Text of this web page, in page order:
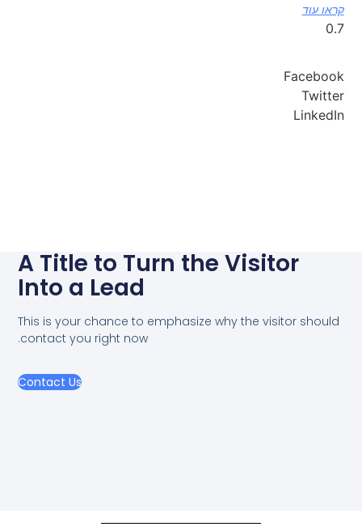
קראו עוד
Facebook
Twitter
LinkedIn
A Title to Turn the Visitor
Into a Lead
This is your chance to emphasize why the visitor should
contact you right now.
Contact Us